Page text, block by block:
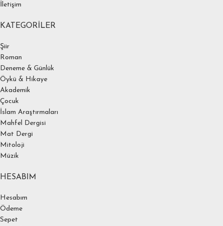
İletişim
KATEGORILER
Şiir
Roman
Deneme & Günlük
Öykü & Hikaye
Akademik
Çocuk
İslam Araştırmaları
Mahfel Dergisi
Mat Dergi
Mitoloji
Müzik
HESABIM
Hesabım
Ödeme
Sepet